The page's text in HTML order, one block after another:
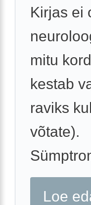
Kirjas ei
mitu
kestab
raviks
võtate).
Loe